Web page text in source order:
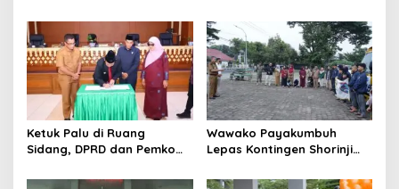
Kelola Pemerintahan
Ketuk Palu di Ruang
Sidang, DPRD dan Pemko
Perda Strategis
Wawako Payakumbuh
Lepas Kontingen Shorinji
Kejurnaswil